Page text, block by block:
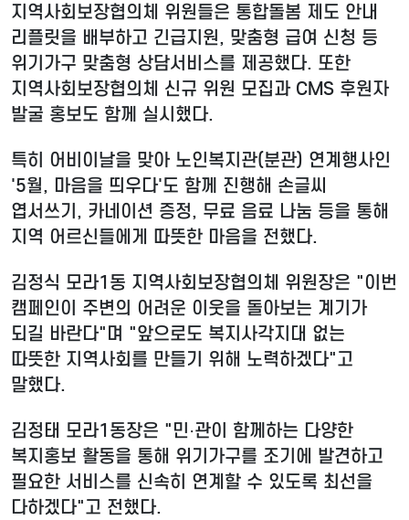
지역사회보장협의체 위원들은 통합돌봄 제도 안내
리플릿을 배부하고 긴급지원, 맞춤형 급여 신청 등
위기가구 맞춤형 상담서비스를 제공했다. 또한
지역사회보장협의체 신규 위원 모집과 CMS 후원자
발굴 홍보도 함께 실시했다.
특히 어비이날을 맞아 노인복지관(분관) 연계행사인
'5월, 마음을 띄우다'도 함께 진행해 손글씨
엽서쓰기, 카네이션 증정, 무료 음료 나눔 등을 통해
지역 어르신들에게 따뜻한 마음을 전했다.
김정식 모라1동 지역사회보장협의체 위원장은 "이번
캠페인이 주변의 어려운 이웃을 돌아보는 계기가
되길 바란다"며 "앞으로도 복지사각지대 없는
따뜻한 지역사회를 만들기 위해 노력하겠다"고
말했다.
김정태 모라1동장은 "민·관이 함께하는 다양한
복지홍보 활동을 통해 위기가구를 조기에 발견하고
필요한 서비스를 신속히 연계할 수 있도록 최선을
다하겠다"고 전했다.